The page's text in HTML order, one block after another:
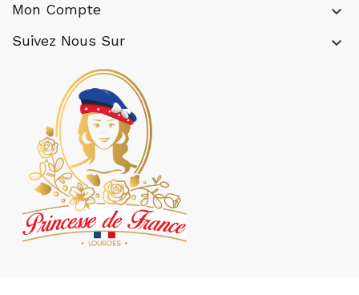
Mon Compte keyboard_arrow_down
Suivez Nous Sur keyboard_arrow_down